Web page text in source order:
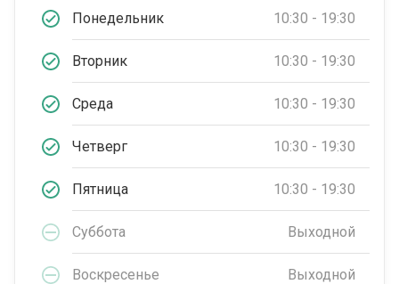
Понедельник 10:30 - 19:30
Вторник 10:30 - 19:30
Среда 10:30 - 19:30
Четверг 10:30 - 19:30
Пятница 10:30 - 19:30
Суббота Выходной
Воскресенье Выходной